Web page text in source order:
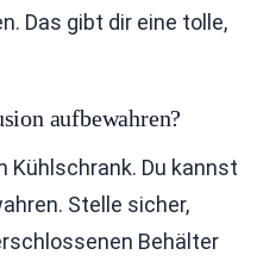
Das gibt dir eine tolle,
aufbewahren?
Kühlschrank. Du kannst
Stelle sicher,
Behälter